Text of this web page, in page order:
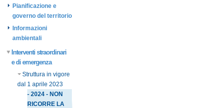
Pianificazione e
governo del territorio
Informazioni
ambientali
Interventi straordinari
e di emergenza
Struttura in vigore
dal 1 aprile 2023
- 2024 - NON
RICORRE LA